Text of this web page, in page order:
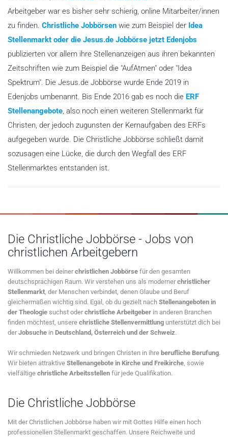
Arbeitgeber war es bisher sehr schierig, online Mitarbeiter/innen
zu finden. Christliche Jobbörsen wie zum Beispiel der Idea
Stellenmarkt oder die Jesus.de Jobbörse jetzt Edenjobs
publizierten vor allem ihre Stellenanzeigen aus ihren bekannten
Zeitschriften wie zum Beispiel die "AufAtmen" oder "Idea
Spektrum". Die Jesus.de Jobbörse wurde Ende 2019 in
Edenjobs umbenannt. Bis Ende 2016 gab es noch die ERF
Stellenangebote , also noch einen weiteren Stellenmarkt für
Christen, der jedoch zugunsten der Kernaufgaben des ERFs
aufgegeben wurde. Die Christliche Jobbörse schließt damit
sozusagen eine Lücke, die durch den Wegfall des ERF
Stellenmarktes entstanden ist.
Die Christliche Jobbörse - Jobs von
christlichen Arbeitgebern
Willkommen bei deinerchristlichen Jobbörse für den gesamten
deutschsprachigen Raum. Wir verstehen uns als modernerchristlicher
Stellenmarkt , der Menschen verbindet, denen Glaube und Beruf
gleichermaßen wichtig sind. Egal, ob du gezielt nach Stellenangeboten in
der Theologie suchst oderchristliche Arbeitgeber in anderen Branchen
finden möchtest, unsere christliche Stellenvermittlung unterstützt dich bei
derJobsuche in Deutschland, Österreich und der Schweiz.
Wir schmieden Netzwerk und bringen Christen in ihre berufliche Berufung.
Wir bieten attraktive Stellenangebote in Kirche und Freikirche , sowie
vielfältige christliche Arbeitsstellen für jede Qualifikation.
Die Christliche Jobbörse
Mit der Christlichen Jobbörse haben wir mit Gottes Hilfe einen hoch
professionellen Stellenmarkt geschaffen. Unsere Reichweite und